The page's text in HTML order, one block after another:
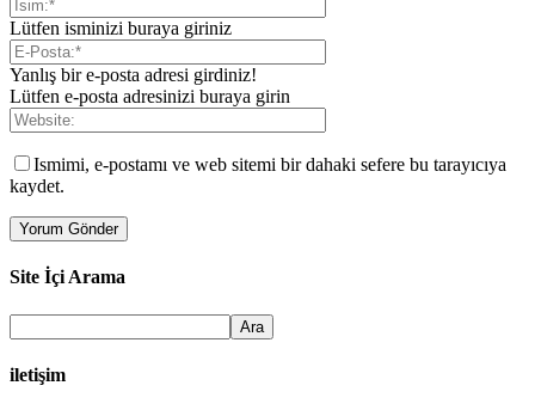
Lütfen isminizi buraya giriniz
Yanlış bir e-posta adresi girdiniz!
Lütfen e-posta adresinizi buraya girin
Ismimi, e-postamı ve web sitemi bir dahaki sefere bu tarayıcıya
kaydet.
Site İçi Arama
iletişim